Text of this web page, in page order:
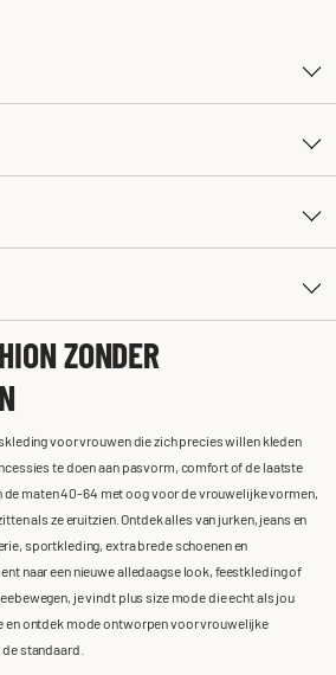
ZONDER
voor vrouwen die zich precies willen kleden
te doen aan pasvorm, comfort of de laatste
maten 40-64 met oog voor de vrouwelijke vormen,
als ze eruitzien. Ontdek alles van jurken, jeans en
sportkleding, extra brede schoenen en
naar een nieuwe alledaagse look, feestkleding of
je vindt plus size mode die echt als jou
en ontdek mode ontworpen voor vrouwelijke
standaard.